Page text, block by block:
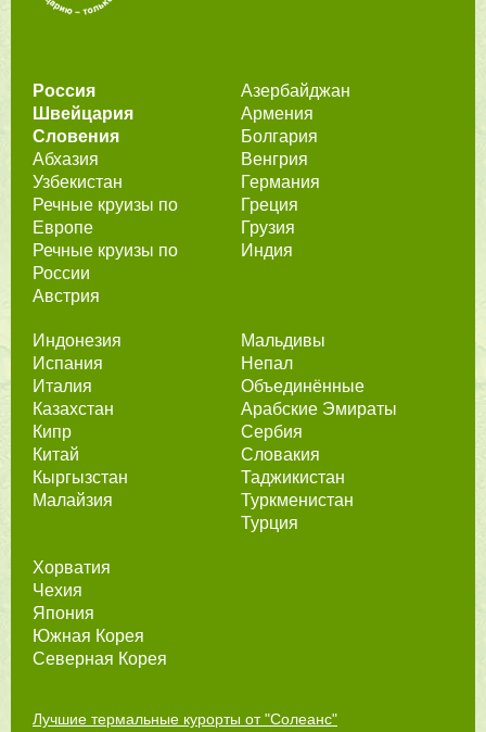
Россия
Швейцария
Словения
Абхазия
Узбекистан
Речные круизы по
Европе
Речные круизы по
России
Австрия
Азербайджан
Армения
Болгария
Венгрия
Германия
Греция
Грузия
Индия
Индонезия
Испания
Италия
Казахстан
Кипр
Китай
Кыргызстан
Малайзия
Мальдивы
Непал
Объединённые
Арабские Эмираты
Сербия
Словакия
Таджикистан
Туркменистан
Турция
Хорватия
Чехия
Япония
Южная Корея
Северная Корея
Лучшие термальные курорты от "Солеанс"